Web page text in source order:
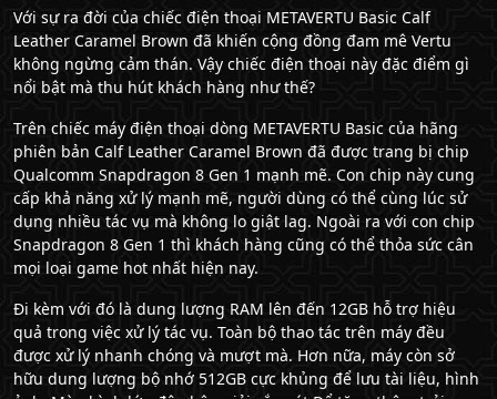
Với sự ra đời của chiếc điện thoại METAVERTU Basic Calf
Leather Caramel Brown đã khiến cộng đồng đam mê Vertu
không ngừng cảm thán. Vậy chiếc điện thoại này đặc điểm gì
nổi bật mà thu hút khách hàng như thế?
Trên chiếc máy điện thoại dòng METAVERTU Basic của hãng
phiên bản Calf Leather Caramel Brown đã được trang bị chip
Qualcomm Snapdragon 8 Gen 1 mạnh mẽ. Con chip này cung
cấp khả năng xử lý mạnh mẽ, người dùng có thể cùng lúc sử
dụng nhiều tác vụ mà không lo giật lag. Ngoài ra với con chip
Snapdragon 8 Gen 1 thì khách hàng cũng có thể thỏa sức cân
mọi loại game hot nhất hiện nay.
Đi kèm với đó là dung lượng RAM lên đến 12GB hỗ trợ hiệu
quả trong việc xử lý tác vụ. Toàn bộ thao tác trên máy đều
được xử lý nhanh chóng và mượt mà. Hơn nữa, máy còn sở
hữu dung lượng bộ nhớ 512GB cực khủng để lưu tài liệu, hình